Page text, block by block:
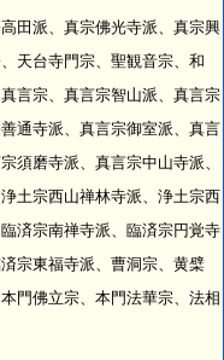
派、真宗佛光寺派、真宗興
台寺門宗、聖観音宗、和
宗、真言宗智山派、真言宗
寺派、真言宗御室派、真言
磨寺派、真言宗中山寺派、
宗西山禅林寺派、浄土宗西
宗南禅寺派、臨済宗円覚寺
東福寺派、曹洞宗、黄檗
佛立宗、本門法華宗、法相